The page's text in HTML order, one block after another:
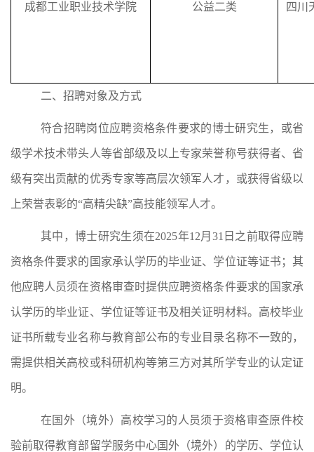
成都工业职业技术学院 公益二类 四川
二、 招聘对象 及方式
符合招聘岗位应聘资格条件要求的博士研究生 ， 或省
级学术技术带头人等省部级及以上专家荣誉称号获得者、省
级有突出贡献的优秀专家等高层次领军人才 ，或获得省级以
上荣誉表彰的“高精尖缺”高技能领军人才。
其中，博士研究生须在2025年12月 31 日之前取得应聘
资格条件要求的国家承认学历的毕业证、学位证等证书 ； 其
他应聘人员须在资格审查时提供应聘资格条件要求的国家承
认学历的毕业证、学位证等证书及相关证明材料。 高校毕业
证书所载专业名称与教育部公布的专业目录名称不一致的，
需提供相关高校或科研机构等第三方对其所学专业的认定证
明。
在国外（境外）高校学习的人员须于资格审查原件校
验前取得教育部留学服务中心国外（境外）的学历、学位认